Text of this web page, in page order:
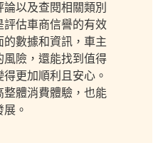
以及查閱相關類別
評估車商信譽的有效
數據和資訊，車主
險，還能找到值得
更加順利且安心。
體消費體驗，也能
。